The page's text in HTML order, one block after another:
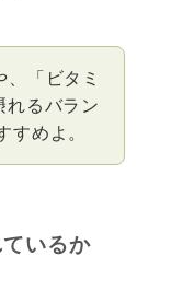
「ビタミ
れるバラン
すめよ。
いるか